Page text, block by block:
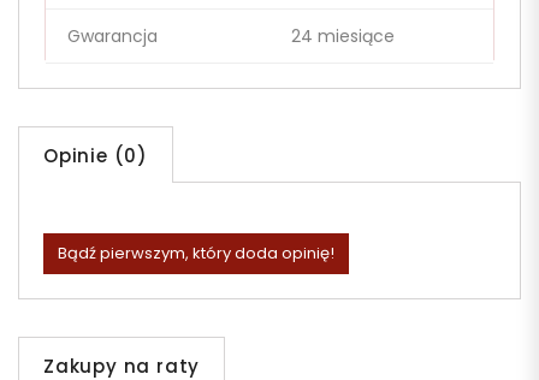
Gwarancja 24 miesiące
Opinie (0)
Bądź pierwszym, który doda opinię!
Zakupy na raty